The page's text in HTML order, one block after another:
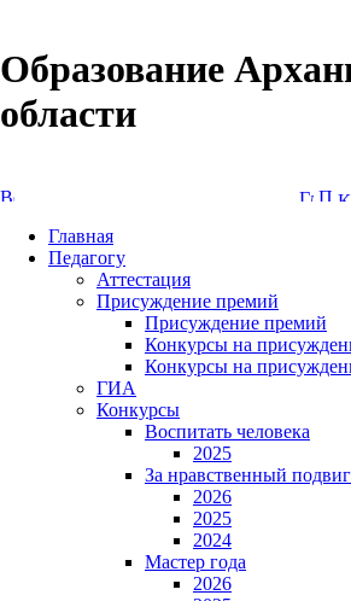
Образование
области
Главная
Педагогу
Аттестация
Присуждение премий
Присуждение премий
Конкурсы на
Конкурсы на
ГИА
Конкурсы
Воспитать человека
2025
За нравственный
2026
2025
2024
Мастер года
2026